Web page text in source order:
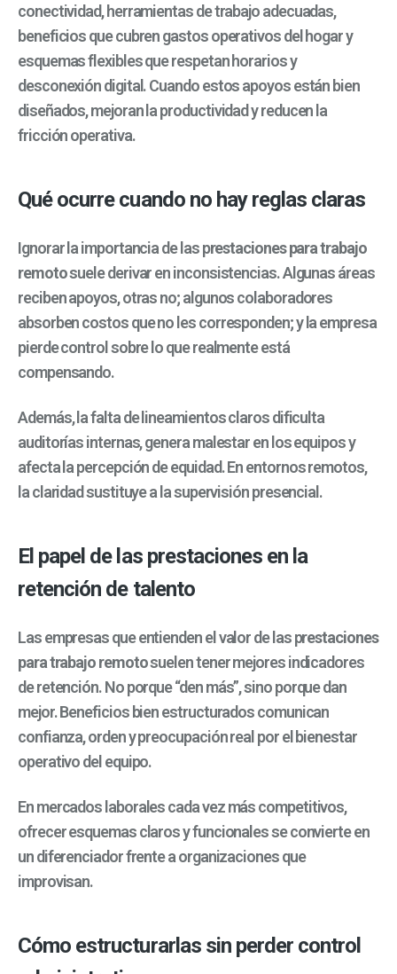
conectividad, herramientas de trabajo adecuadas,
beneficios que cubren gastos operativos del hogar y
esquemas flexibles que respetan horarios y
desconexión digital. Cuando estos apoyos están bien
diseñados, mejoran la productividad y reducen la
fricción operativa.
Qué ocurre cuando no hay reglas claras
Ignorar la importancia de las prestaciones para trabajo
remotosuele derivar en inconsistencias. Algunas áreas
reciben apoyos, otras no; algunos colaboradores
absorben costos que no les corresponden; y la empresa
pierde control sobre lo que realmente está
compensando.
Además, la falta de lineamientos claros dificulta
auditorías internas, genera malestar en los equipos y
afecta la percepción de equidad. En entornos remotos,
la claridad sustituye a la supervisión presencial.
El papel de las prestaciones en la
retención de talento
Las empresas que entienden el valor de las prestaciones
para trabajo remotosuelen tener mejores indicadores
de retención. No porque “den más”, sino porque dan
mejor. Beneficios bien estructurados comunican
confianza, orden y preocupación real por el bienestar
operativo del equipo.
En mercados laborales cada vez más competitivos,
ofrecer esquemas claros y funcionales se convierte en
un diferenciador frente a organizaciones que
improvisan.
Cómo estructurarlas sin perder control